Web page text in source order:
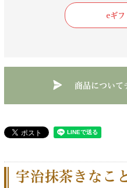
商品について
宇治抹茶きなこ